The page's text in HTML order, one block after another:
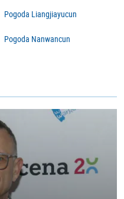
Pogoda Liangjiayucun
Pogoda Nanwancun